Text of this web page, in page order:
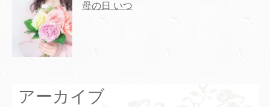
母の日 いつ
アーカイブ